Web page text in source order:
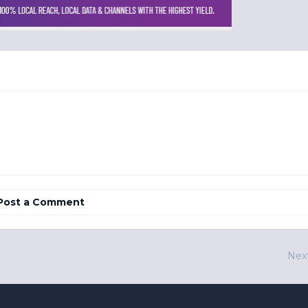
a Comment